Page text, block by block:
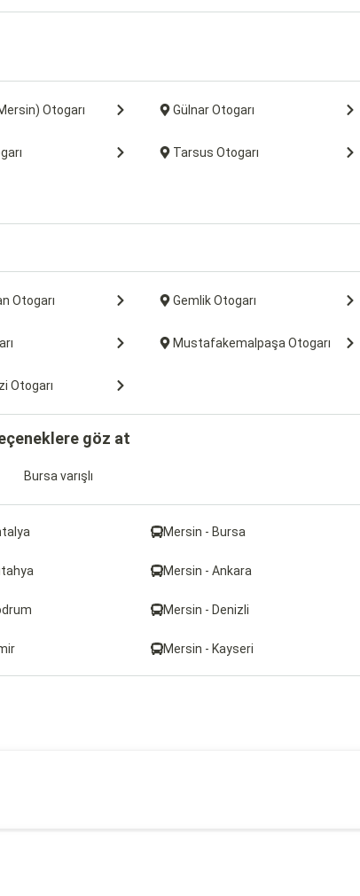
Otogarı Gülnar Otogarı
Tarsus Otogarı
Otogarı Gemlik Otogarı
Mustafakemalpaşa Otogarı
Otogarı
göz at
Bursa varışlı
Mersin - Bursa
Mersin - Ankara
Mersin - Denizli
Mersin - Kayseri